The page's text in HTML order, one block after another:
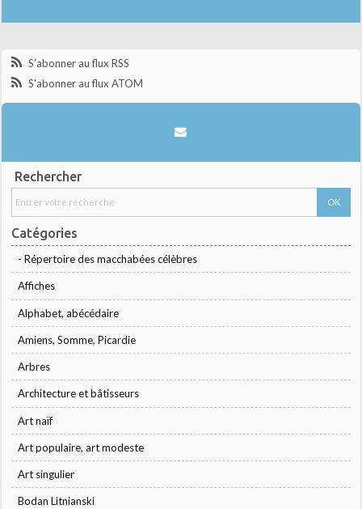
S'abonner au flux RSS
S'abonner au flux ATOM
Rechercher
Catégories
- Répertoire des macchabées célèbres
Affiches
Alphabet, abécédaire
Amiens, Somme, Picardie
Arbres
Architecture et bâtisseurs
Art naïf
Art populaire, art modeste
Art singulier
Bodan Litnianski